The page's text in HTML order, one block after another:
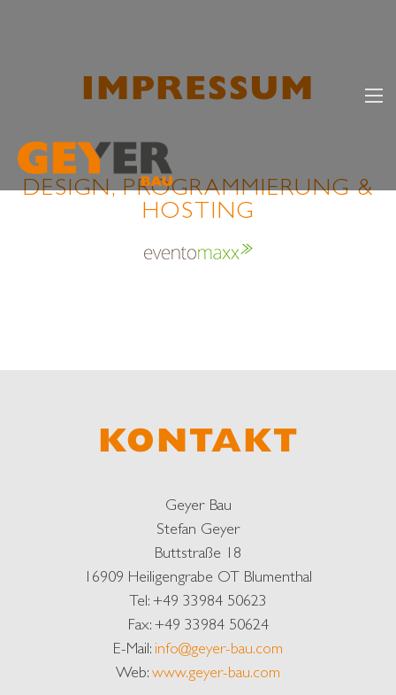
IMPRESSUM
DESIGN, PROGRAMMIERUNG &
HOSTING
KONTAKT
Geyer Bau
Stefan Geyer
Buttstraße 18
16909 Heiligengrabe OT Blumenthal
Tel: +49 33984 50623
Fax: +49 33984 50624
E-Mail: info@geyer-bau.com
Web:www.geyer-bau.com